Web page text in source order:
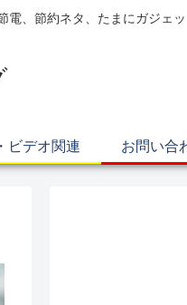
、節約ネタ、たまにガジェッ
ビデオ関連 お問い合